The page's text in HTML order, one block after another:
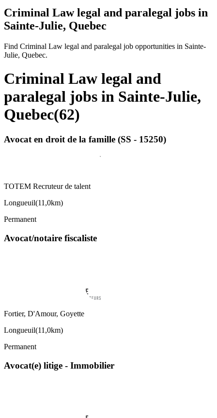
Criminal Law legal and paralegal jobs in
Sainte-Julie, Quebec
Find Criminal Law legal and paralegal job opportunities in Sainte-
Julie, Quebec.
Criminal Law legal and
paralegal jobs in Sainte-Julie,
Quebec(62)
Avocat en droit de la famille (SS - 15250)
TOTEM Recruteur de talent
Longueuil(11,0km)
Permanent
Avocat/notaire fiscaliste
Fortier, D'Amour, Goyette
Longueuil(11,0km)
Permanent
Avocat(e) litige - Immobilier